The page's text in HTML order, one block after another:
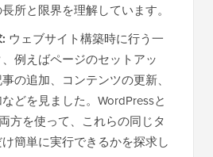
所と限界を理解しています。
ウェブサイト構築時に行う一
例えばページのセットアッ
の追加、コンテンツの更新、
どを見ました。WordPressと
方を使って、これらの同じタ
簡単に実行できるかを探求し